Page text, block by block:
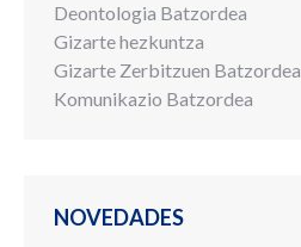
Deontologia Batzordea
Gizarte hezkuntza
Gizarte Zerbitzuen Batzordea
Komunikazio Batzordea
NOVEDADES